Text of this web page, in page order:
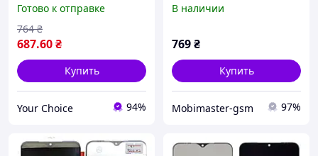
корпусной рамкой |
экран, дисплейный
модуль, модуль экрана
Готово к отправке
687.60₴
764 ₴
Купить
Your Choice 94%
В наличии
769₴
Купить
Mobimaster-gsm 97%